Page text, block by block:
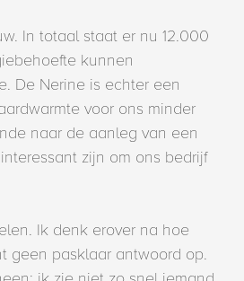
In totaal staat er nu 12.000
kunnen
De Nerine is echter een
voor ons minder
naar de aanleg van een
zijn om ons bedrijf
Ik denk erover na hoe
geen pasklaar antwoord op.